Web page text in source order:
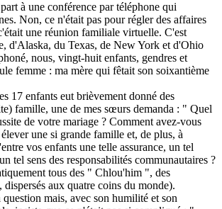
à une conférence par téléphone qui
Non, ce n'était pas pour régler des affaires
une réunion familiale virtuelle. C'est
d'Alaska, du Texas, de New York et d'Ohio
nous, vingt-huit enfants, gendres et
femme : ma mère qui fêtait son soixantième
17 enfants eut brièvement donné des
famille, une de mes sœurs demanda : " Quel
de votre mariage ? Comment avez-vous
une si grande famille et, de plus, à
vos enfants une telle assurance, un tel
tel sens des responsabilités communautaires ?
tous des " Chlou'him ", des
dispersés aux quatre coins du monde).
mais, avec son humilité et son